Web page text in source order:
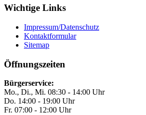
Wichtige Links
Impressum/Datenschutz
Kontaktformular
Sitemap
Öffnungszeiten
Bürgerservice:
Mo., Di., Mi. 08:30 - 14:00 Uhr
Do. 14:00 - 19:00 Uhr
Fr. 07:00 - 12:00 Uhr